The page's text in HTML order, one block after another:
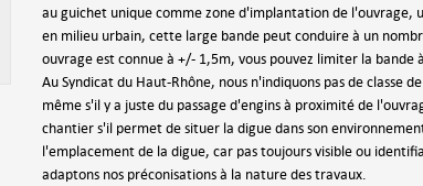
au guichet unique comme zone d'implantation de l'ouvrage,
en milieu urbain, cette large bande peut conduire à un
ouvrage est connue à +/- 1,5m, vous pouvez limiter la
Au Syndicat du Haut-Rhône, nous n'indiquons pas de classe
même s'il y a juste du passage d'engins à proximité de
chantier s'il permet de situer la digue dans son
l'emplacement de la digue, car pas toujours visible ou
adaptons nos préconisations à la nature des travaux.